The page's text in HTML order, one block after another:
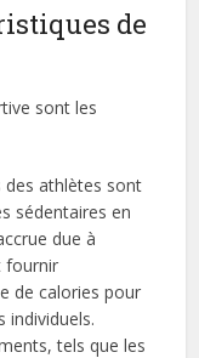
de
sont les
des athlètes sont
sédentaires en
due à
fournir
de calories pour
individuels.
tels que les